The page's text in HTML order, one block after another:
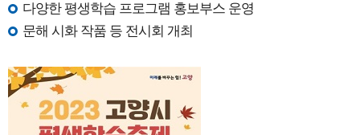
다양한 평생학습 프로그램 홍보부스 운영
문해 시화 작품 등 전시회 개최